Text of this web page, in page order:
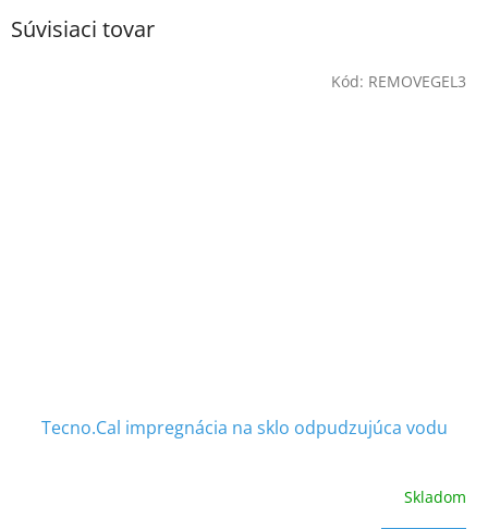
Súvisiaci tovar
Tecno.Cal impregnácia na sklo odpudzujúca vodu
Skladom
Kód: REMOVEGEL3